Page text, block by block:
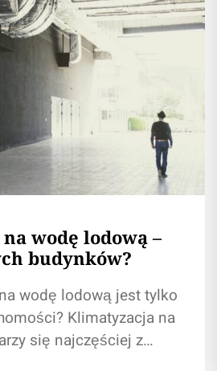
wodę lodową –
budynków?
wodę lodową jest tylko
Klimatyzacja na
się najczęściej z